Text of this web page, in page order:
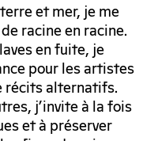
et mer, je me
racine en racine.
en fuite, je
pour les artistes
récits alternatifs.
j’invite à la fois
et à préserver